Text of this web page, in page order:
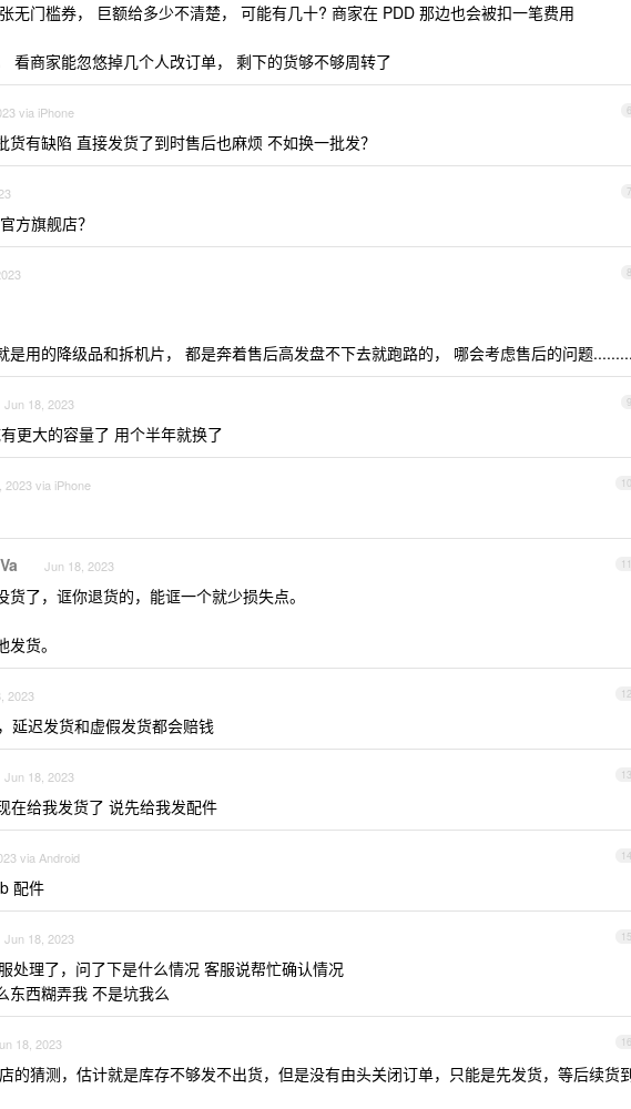
无门槛券， 巨额给多少不清楚， 可能有几十? 商家在 PDD 那边也会被扣一笔费用
看商家能忽悠掉几个人改订单， 剩下的货够不够周转了
6
via iPhone
货有缺陷 直接发货了到时售后也麻烦 不如换一批发？
7
方旗舰店？
8
是用的降级品和拆机片， 都是奔着售后高发盘不下去就跑路的， 哪会考虑售后的问题.........
9
Jun 18, 2023
更大的容量了 用个半年就换了
10
2023 via iPhone
11
Jun 18, 2023
货了，诓你退货的，能诓一个就少损失点。
货。
12
2023
延迟发货和虚假发货都会赔钱
13
Jun 18, 2023
在给我发货了 说先给我发配件
14
via Android
配件
15
Jun 18, 2023
处理了，问了下是什么情况 客服说帮忙确认情况
东西糊弄我 不是坑我么
16
18, 2023
的猜测，估计就是库存不够发不出货，但是没有由头关闭订单，只能是先发货，等后续货